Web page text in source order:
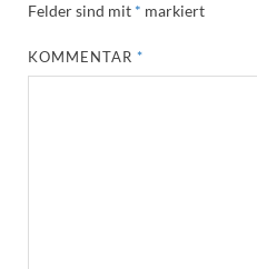
Felder sind mit * markiert
KOMMENTAR*